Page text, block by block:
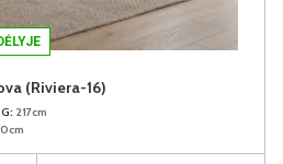
(Riviera-16)
G: 217cm